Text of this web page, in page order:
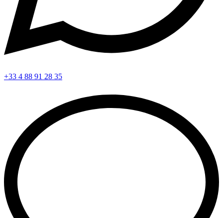
+33 4 88 91 28 35